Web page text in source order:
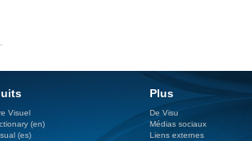
Visuel
(en)
(es)
Plus
De Visu
Médias sociaux
Liens externes